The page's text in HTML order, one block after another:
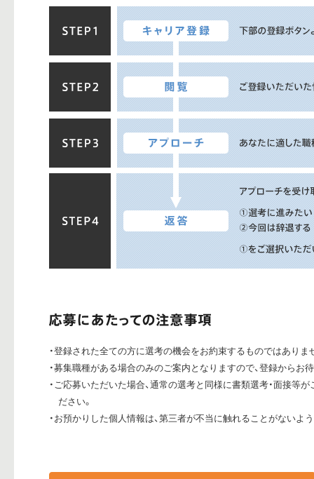
・登録された全ての方に選考の機会をお約束するものではありま
・募集職種がある場合のみのご案内となりますので、登録からお
・ご応募いただいた場合、通常の選考と同様に書類選考・面接等
ださい。
・お預かりした個人情報は、第三者が不当に触れることがない